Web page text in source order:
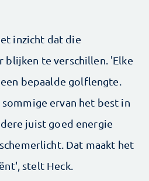
inzicht dat die
blijken te verschillen. 'Elke
bepaalde golflengte.
ervan het best in
juist goed energie
Dat maakt het
stelt Heck.